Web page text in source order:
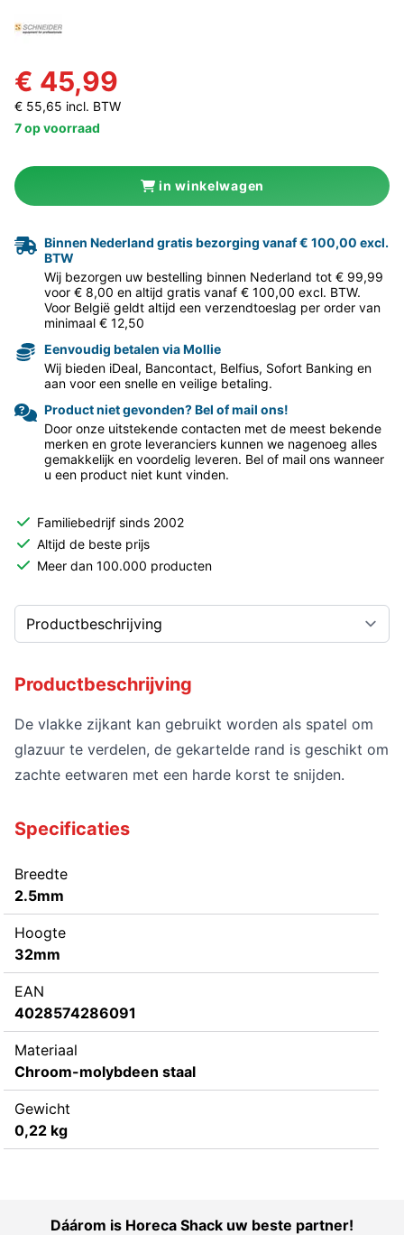
€ 45,99
€ 55,65 incl. BTW
7 op voorraad
in winkelwagen
Binnen Nederland gratis bezorging vanaf € 100,00 excl.
BTW
Wij bezorgen uw bestelling binnen Nederland tot € 99,99
voor € 8,00 en altijd gratis vanaf € 100,00 excl. BTW.
Voor België geldt altijd een verzendtoeslag per order van
minimaal € 12,50
Eenvoudig betalen via Mollie
Wij bieden iDeal, Bancontact, Belfius, Sofort Banking en
aan voor een snelle en veilige betaling.
Product niet gevonden? Bel of mail ons!
Door onze uitstekende contacten met de meest bekende
merken en grote leveranciers kunnen we nagenoeg alles
gemakkelijk en voordelig leveren. Bel of mail ons wanneer
u een product niet kunt vinden.
Familiebedrijf sinds 2002
Altijd de beste prijs
Meer dan 100.000 producten
Productbeschrijving
De vlakke zijkant kan gebruikt worden als spatel om
glazuur te verdelen, de gekartelde rand is geschikt om
zachte eetwaren met een harde korst te snijden.
Specificaties
Breedte
2.5mm
Hoogte
32mm
EAN
4028574286091
Materiaal
Chroom-molybdeen staal
Gewicht
0,22 kg
Dáárom is Horeca Shack uw beste partner!